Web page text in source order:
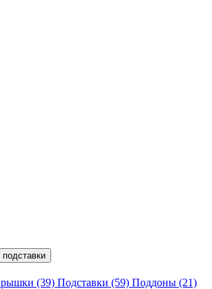
(39) Подставки (59) Поддоны (21)